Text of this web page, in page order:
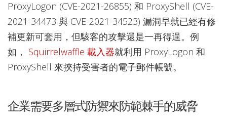
ProxyLogon (CVE-2021-26855) 和 ProxyShell (CVE-
2021-34473 與 CVE-2021-34523) 漏洞早就已經有修
補更新可套用，但駭客的攻擊還是一再得逞。例
如， Squirrelwaffle 載入器就利用 ProxyLogon 和
ProxyShell 來挾持受害者的電子郵件帳號。
企業需要多層式防禦來防範棘手的威脅